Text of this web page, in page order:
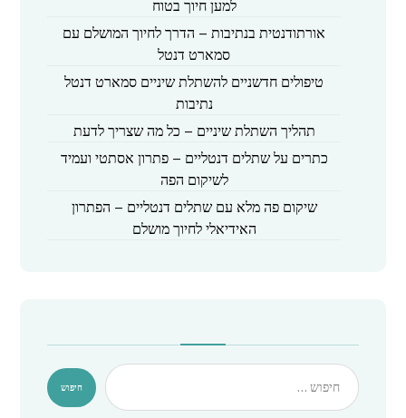
למען חיוך בטוח
אורתודנטית בנתיבות – הדרך לחיוך המושלם עם
סמארט דנטל
טיפולים חדשניים להשתלת שיניים סמארט דנטל
נתיבות
תהליך השתלת שיניים – כל מה שצריך לדעת
כתרים על שתלים דנטליים – פתרון אסתטי ועמיד
לשיקום הפה
שיקום פה מלא עם שתלים דנטליים – הפתרון
האידיאלי לחיוך מושלם